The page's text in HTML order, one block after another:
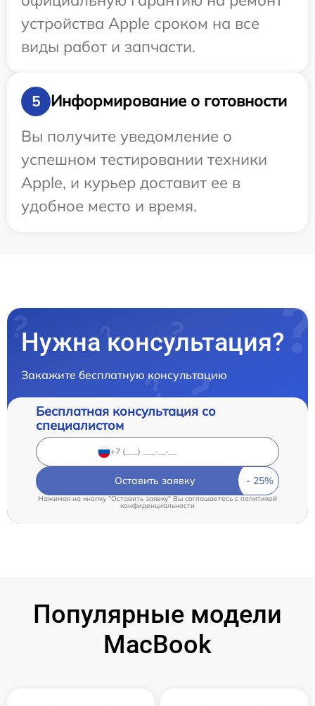
устройства Apple сроком на все
виды работ и запчасти.
5
Информирование о готовности
Вы получите уведомление о
успешном тестировании техники
Apple, и курьер доставит ее в
удобное место и время.
Нужна консультация?
Закажите бесплатную консультацию
Бесплатная консультация со
специалистом
Оставить заявку
Нажимая на кнопку "Оставить заявку" Вы соглашаетесь cполитикой
конфиденциальности
Популярные модели
MacBook